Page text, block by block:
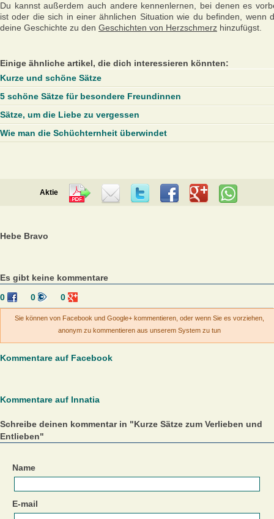
Du kannst außerdem auch andere kennenlernen, bei denen es
ist oder die sich in einer ähnlichen Situation wie du befinden, wenn
deine Geschichte zu den Geschichten von Herzschmerz hinzufügst.
Einige ähnliche artikel, die dich interessieren könnten:
Kurze und schöne Sätze
5 schöne Sätze für besondere Freundinnen
Sätze, um die Liebe zu vergessen
Wie man die Schüchternheit überwindet
Aktie
Hebe Bravo
Es gibt keine kommentare
0
0 0
Sie können von Facebook und Google+ kommentieren, oder wenn Sie es vorziehen,
anonym zu kommentieren aus unserem System zu tun
Kommentare auf Facebook
Kommentare auf Innatia
Schreibe deinen kommentar in "Kurze Sätze zum Verlieben und
Entlieben"
Name
E-mail